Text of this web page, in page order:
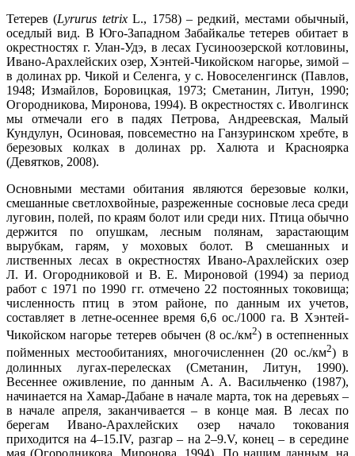
Тетерев (Lyrurus tetrixL., 1758) – редкий, местами обычный,
оседлый вид. В Юго-Западном Забайкалье тетерев обитает в
окрестностях г. Улан-Удэ, в лесах Гусиноозерской котловины,
Ивано-Арахлейских озер, Хэнтей-Чикойском нагорье, зимой –
в долинах рр. Чикой и Селенга, у с. Новоселенгинск (Павлов,
1948; Измайлов, Боровицкая, 1973; Сметанин, Литун, 1990;
Огород­никова, Миронова, 1994). В окрестностях с. Иволгинск
мы отмечали его в падях Петрова, Андреевская, Малый
Кундулун, Осиновая, повсеместно на Ганзуринском хребте, в
березовых колках в долинах рр. Халюта и Красноярка
(Девятков, 2008).
Основными местами обитания являются березовые колки,
смешанные светлохвойные, разреженные сосновые леса среди
луговин, полей, по краям болот или среди них. Птица обычно
держится по опушкам, лесным полянам, зарастающим
вырубкам, гарям, у моховых болот. В смешанных и
лиственных лесах в окрестностях Ивано-Арахлейских озер
Л. И. Огородниковой и В. Е. Мироновой (1994) за период
работ с 1971 по 1990 гг. отмечено 22 постоянных токовища;
численность птиц в этом районе, по данным их учетов,
составляет в летне-осеннее время 6,6 ос./1000 га. В Хэнтей-
Чикойском нагорье тетерев обычен (8 ос./км2) в остепненных
пойменных местообитаниях, многочисленнен (20 ос./км2) в
долинных лугах-перелесках (Сметанин, Литун, 1990).
Весеннее оживление, по данным А. А. Васильченко (1987),
начинается на Хамар-Дабане в начале марта, ток на деревьях –
в начале апреля, заканчивается – в конце мая. В лесах по
берегам Ивано-Арахлейских озер начало токования
приходится на 4–15.IV, разгар – на 2–9.V, конец – в середине
мая (Огородникова, Миронова, 1994). По нашим данным, на